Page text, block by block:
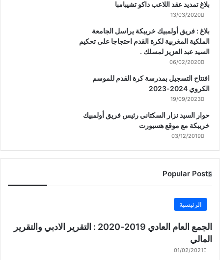
بلاغ تمديد عقد اللاعب داكو تشيبامبا
13/03/2020
بلاغ : فريق أولمبيك خريبكة يراسل الجامعة
الملكية المغربية لكرة القدم احتجاجا على تحكيم
السيد عبد العزيز لمسلك .
06/02/2020
افتتاح التسجيل بمدرسة كرة القدم للموسم
الكروي 2024-2023
19/09/2023
حوار السيد نزار السكتاني رئيس فريق أولمبيك
خريبكة مع موقع هسبورت
03/12/2019
Popular Posts
الرئيسية
الجمع العام العادي 2019-2020 : التقرير الادبي والتقرير
المالي
01/02/2021